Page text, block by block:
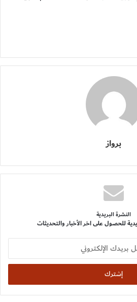
برواز
النشرة البريدية
للحصول على اخر الأخبار والتحديثات